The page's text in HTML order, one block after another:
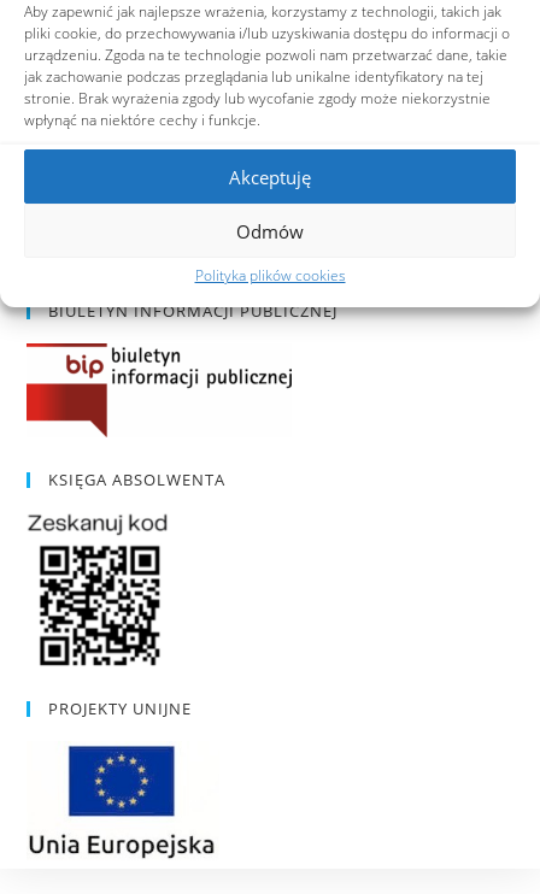
Aby zapewnić jak najlepsze wrażenia, korzystamy z technologii, takich jak
pliki cookie, do przechowywania i/lub uzyskiwania dostępu do informacji o
urządzeniu. Zgoda na te technologie pozwoli nam przetwarzać dane, takie
jak zachowanie podczas przeglądania lub unikalne identyfikatory na tej
stronie. Brak wyrażenia zgody lub wycofanie zgody może niekorzystnie
wpłynąć na niektóre cechy i funkcje.
Akceptuję
Odmów
Polityka plików cookies
Inspektor ochrony danych osobowych:
iodo@hoffmanowa.pl
BIULETYN INFORMACJI PUBLICZNEJ
KSIĘGA ABSOLWENTA
PROJEKTY UNIJNE